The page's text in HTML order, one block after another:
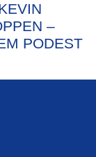
–
PODEST